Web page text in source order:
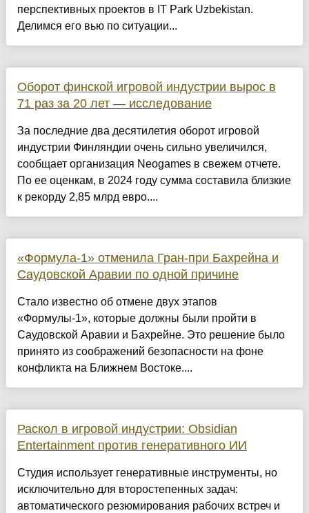
перспективных проектов в IT Park Uzbekistan.
Делимся его вью по ситуации...
Оборот финской игровой индустрии вырос в
71 раз за 20 лет — исследование
За последние два десятилетия оборот игровой
индустрии Финляндии очень сильно увеличился,
сообщает организация Neogames в свежем отчете.
По ее оценкам, в 2024 году сумма составила близкие
к рекорду 2,85 млрд евро....
«Формула-1» отменила Гран-при Бахрейна и
Саудовской Аравии по одной причине
Стало известно об отмене двух этапов
«Формулы-1», которые должны были пройти в
Саудовской Аравии и Бахрейне. Это решение было
принято из соображений безопасности на фоне
конфликта на Ближнем Востоке....
Раскол в игровой индустрии: Obsidian
Entertainment против генеративного ИИ
Студия использует генеративные инструменты, но
исключительно для второстепенных задач:
автоматического резюмирования рабочих встреч и